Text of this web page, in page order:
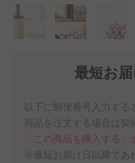
最短お
以下に郵便番号入力する
商品を注文する場合は契
「この商品を購入する」
※最短お届け日以降であ